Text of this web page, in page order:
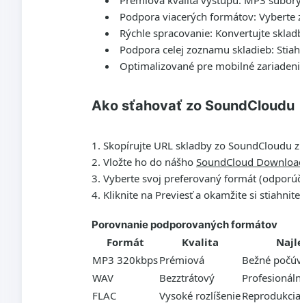
Podpora viacerých formátov: Vyberte
Rýchle spracovanie: Konvertujte
Podpora celej zoznamu skladieb:
Optimalizované pre mobilné
Ako sťahovať zo SoundCloudu
Skopírujte URL skladby zo SoundCloudu
Vložte ho do nášho SoundCloud
Vyberte svoj preferovaný formát
Kliknite na Previesť a okamžite si
Porovnanie podporovaných formátov
Formát Kvalita
MP3 320kbpsPrémiová
Bežné
WAV
Bezztrátový
FLAC
Vysoké rozlíšenie